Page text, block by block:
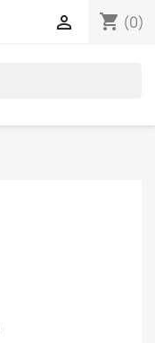
shopping_cart (0)
